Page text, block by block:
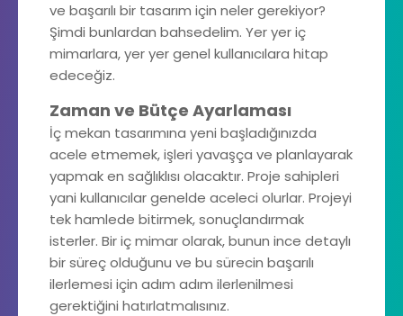
ve başarılı bir tasarım için neler gerekiyor?
Şimdi bunlardan bahsedelim. Yer yer iç
mimarlara, yer yer genel kullanıcılara hitap
edeceğiz.
Zaman ve Bütçe Ayarlaması
İç mekan tasarımına yeni başladığınızda
acele etmemek, işleri yavaşça ve planlayarak
yapmak en sağlıklısı olacaktır. Proje sahipleri
yani kullanıcılar genelde aceleci olurlar. Projeyi
tek hamlede bitirmek, sonuçlandırmak
isterler. Bir iç mimar olarak, bunun ince detaylı
bir süreç olduğunu ve bu sürecin başarılı
ilerlemesi için adım adım ilerlenilmesi
gerektiğini hatırlatmalısınız.